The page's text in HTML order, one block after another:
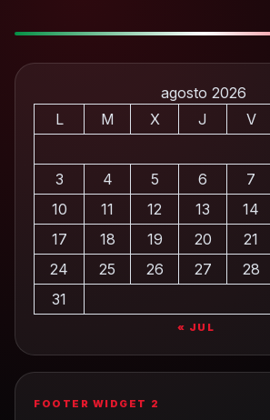
agosto 2026
L
M X J V
3
4 5 6 7
10
11 12 13 14
17
18 19 20 21
24
25 26 27 28
31
« JUL
FOOTER WIDGET 2